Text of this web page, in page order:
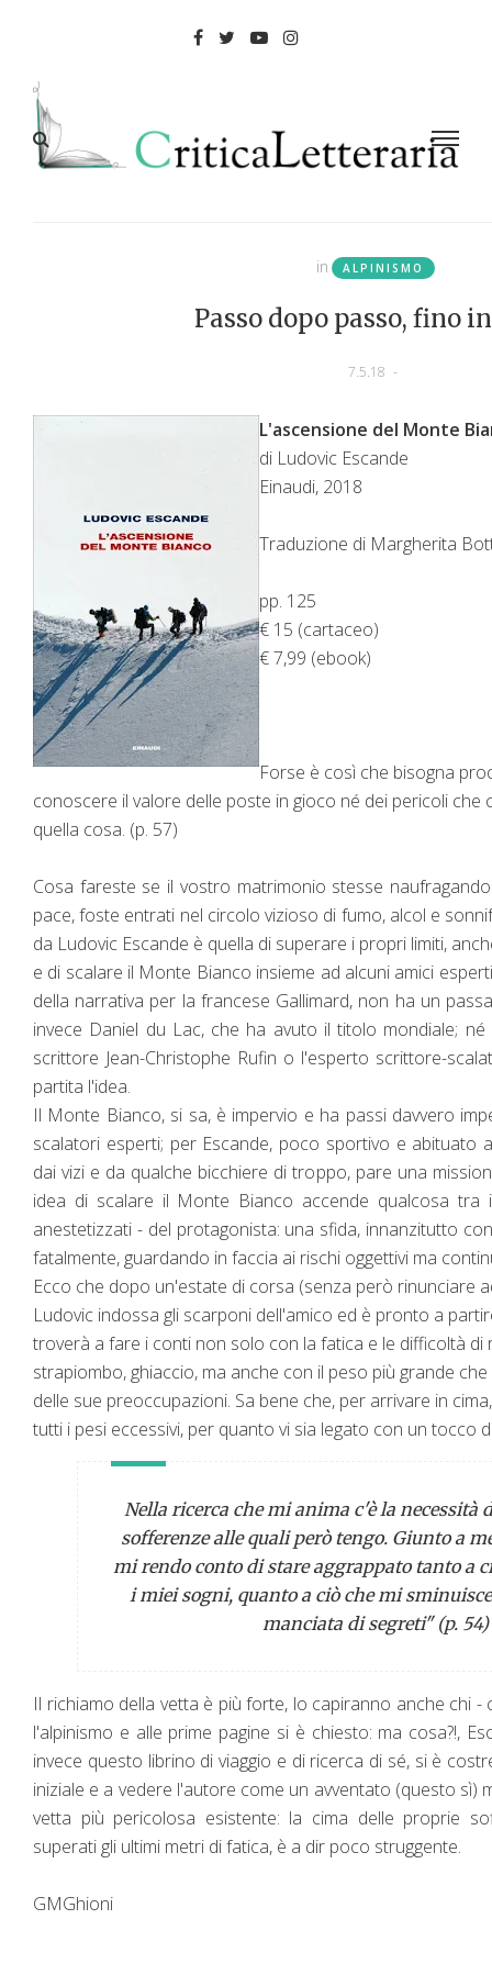
in ALPINISMO
Passo dopo passo, fino
7.5.18 -
L'ascensione del Monte
di Ludovic Escande
Einaudi, 2018
Traduzione di Margherita
pp. 125
€ 15 (cartaceo)
€ 7,99 (ebook)
Forse è così che bisogna
conoscere il valore delle poste in gioco né dei pericoli
quella cosa. (p. 57)
Cosa fareste se il vostro matrimonio stesse
pace, foste entrati nel circolo vizioso di fumo, alcol e
da Ludovic Escande è quella di superare i propri limiti,
e di scalare il Monte Bianco insieme ad alcuni amici
della narrativa per la francese Gallimard, non ha un
invece Daniel du Lac, che ha avuto il titolo mondiale;
scrittore Jean-Christophe Rufin o l'esperto scrittore-
partita l'idea.
Il Monte Bianco, si sa, è impervio e ha passi davvero
scalatori esperti; per Escande, poco sportivo e abituato
dai vizi e da qualche bicchiere di troppo, pare una
idea di scalare il Monte Bianco accende qualcosa
anestetizzati - del protagonista: una sfida, innanzitutto
fatalmente, guardando in faccia ai rischi oggettivi ma
Ecco che dopo un'estate di corsa (senza però rinunciare
Ludovic indossa gli scarponi dell'amico ed è pronto a
troverà a fare i conti non solo con la fatica e le difficoltà di
strapiombo, ghiaccio, ma anche con il peso più grande
delle sue preoccupazioni. Sa bene che, per arrivare in
tutti i pesi eccessivi, per quanto vi sia legato con un tocco
Nella ricerca che mi anima c'è la necessità
sofferenze alle quali però tengo. Giunto a
mi rendo conto di stare aggrappato tanto a
i miei sogni, quanto a ciò che mi
manciata di segreti" (p. 54)
Il richiamo della vetta è più forte, lo capiranno anche chi
l'alpinismo e alle prime pagine si è chiesto: ma cosa?!,
invece questo librino di viaggio e di ricerca di sé, si è
iniziale e a vedere l'autore come un avventato (questo sì)
vetta più pericolosa esistente: la cima delle proprie
superati gli ultimi metri di fatica, è a dir poco struggente.
GMGhioni